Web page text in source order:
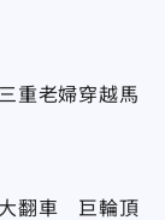
重老婦穿越馬
翻車 巨輪頂